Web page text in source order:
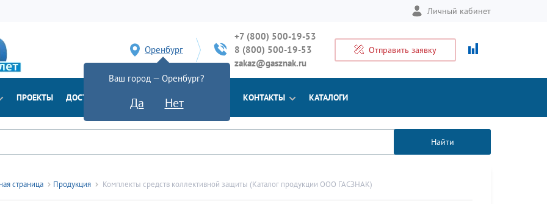
Личный кабинет
Оренбург
Ваш город — Оренбург?
Да Нет
+7 (800) 500-19-53
8 (800) 500-19-53
zakaz@gasznak.ru
Отправить заявку
ПРОЕКТЫ ДОСТАВКА ДОКУМЕНТЫ КОНТАКТЫ КАТАЛОГИ
Найти
страница Продукция Комплекты средств коллективной защиты (Каталог продукции ООО ГАСЗНАК)